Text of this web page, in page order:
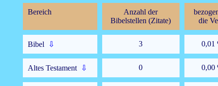
Bereich
Anzahl der
Bibelstellen (Zitate)
die
Bibel ⇩ 3 0,01
Altes Testament ⇩ 0 0,00